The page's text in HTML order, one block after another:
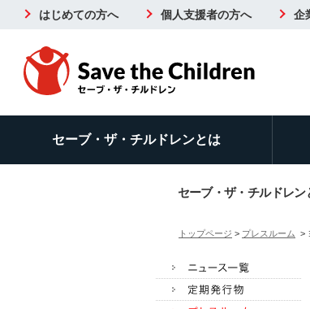
はじめての方へ 個人支援者の方へ 企
セーブ・ザ・チルドレンとは
セーブ・ザ・チルドレン
トップページ > プレスルーム >